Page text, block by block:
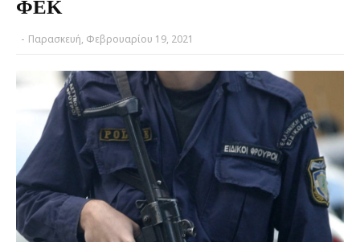
ΦΕΚ
- Παρασκευή, Φεβρουαρίου 19, 2021